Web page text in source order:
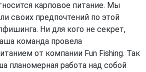
карповое питание. Мы
своих предпочтений по этой
Ни для кого не секрет,
команда провела
от компании Fun Fishing. Так
планомерная работа над собой